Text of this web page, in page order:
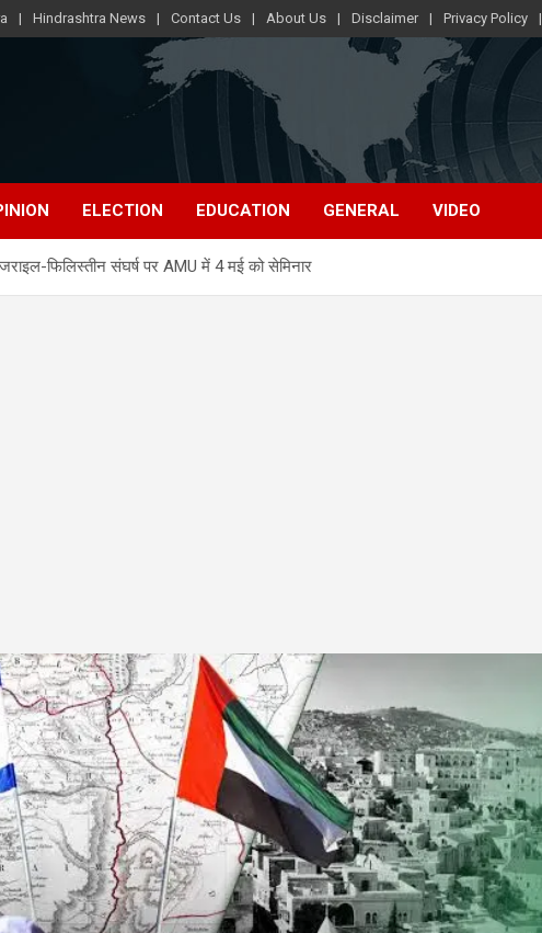
Hindrashtra News Contact Us About Us Disclaimer Privacy Policy
ELECTION EDUCATION GENERAL VIDEO
फिलिस्तीन संघर्ष पर AMU में 4 मई को सेमिनार